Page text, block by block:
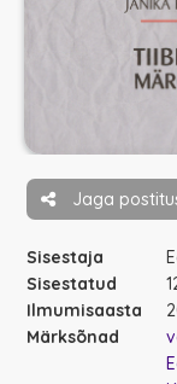
Jaga
Sisestaja
Sisestatud
Ilmumisaasta
Märksõnad